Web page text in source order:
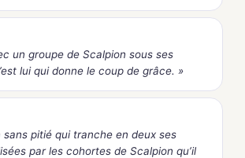
un groupe de Scalpion sous ses
lui qui donne le coup de grâce. »
sans pitié qui tranche en deux ses
par les cohortes de Scalpion qu’il